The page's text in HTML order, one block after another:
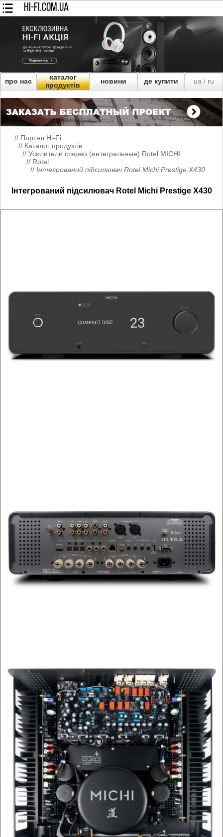
HI-FI.COM.UA
про нас
каталог
продуктів
новини де купити ua/ ru
// Портал Hi-Fi
// Каталог продуктів
// Усилители стерео (интегральные) Rotel MICHI
// Rotel
// Інтегрований підсилювач Rotel Michi Prestige X430
Інтегрований підсилювач Rotel Michi Prestige X430